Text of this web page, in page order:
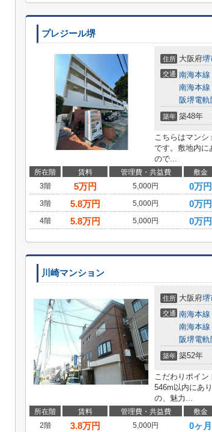
プレジール堺
住所 大阪府堺
交通 南海本線
南海本線
阪堺電軌
築年 築48年
こちらはマン
です。敷地内に
ので...
所在階 賃料 管理費・共益費 敷金
3階
5万円 5,000円 0万円
3階
5.8万円 5,000円 0万円
4階
5.8万円 5,000円 0万円
川崎マンション
住所 大阪府堺
交通 南海本線
南海本線
阪堺電軌
築年 築52年
こだわりポイ
546m以内にあ
の、魅力...
所在階 賃料 管理費・共益費 敷金
2階
3.8万円 5,000円 0ヶ月